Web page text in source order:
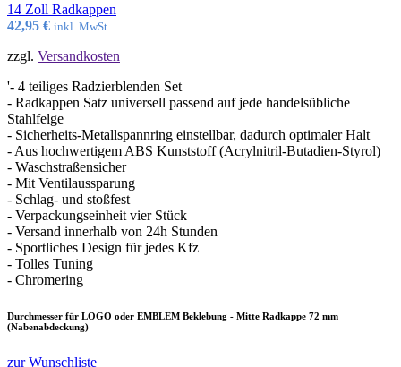
14 Zoll Radkappen
42,95 € inkl. MwSt.
zzgl. Versandkosten
'- 4 teiliges Radzierblenden Set
- Radkappen Satz universell passend auf jede handelsübliche
Stahlfelge
- Sicherheits-Metallspannring einstellbar, dadurch optimaler Halt
- Aus hochwertigem ABS Kunststoff (Acrylnitril-Butadien-Styrol)
- Waschstraßensicher
- Mit Ventilaussparung
- Schlag- und stoßfest
- Verpackungseinheit vier Stück
- Versand innerhalb von 24h Stunden
- Sportliches Design für jedes Kfz
- Tolles Tuning
- Chromering
Durchmesser für LOGO oder EMBLEM Beklebung - Mitte Radkappe 72 mm
(Nabenabdeckung)
zur Wunschliste